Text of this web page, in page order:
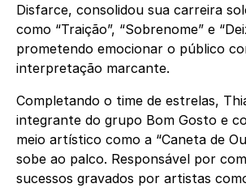
Disfarce, consolidou sua carreira
como “Traição”, “Sobrenome” e
prometendo emocionar o público
interpretação marcante.
Completando o time de estrelas,
integrante do grupo Bom Gosto e
meio artístico como a “Caneta de
sobe ao palco. Responsável por
sucessos gravados por artistas